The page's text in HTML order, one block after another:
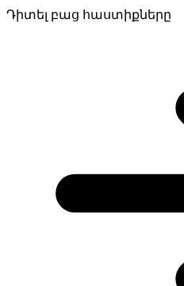
Դիտել բաց հաստիքները